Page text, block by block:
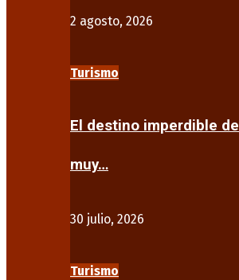
2 agosto, 2026
Turismo
El destino imperdible
muy…
30 julio, 2026
Turismo